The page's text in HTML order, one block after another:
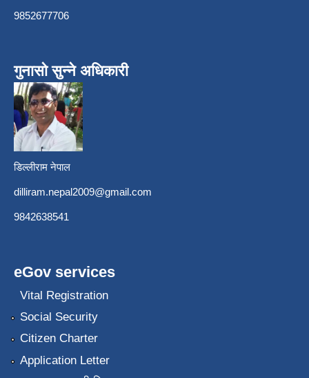
9852677706
गुनासो सुन्ने अधिकारी
डिल्लीराम नेपाल
dilliram.nepal2009@gmail.com
9842638541
eGov services
Vital Registration
Social Security
Citizen Charter
Application Letter